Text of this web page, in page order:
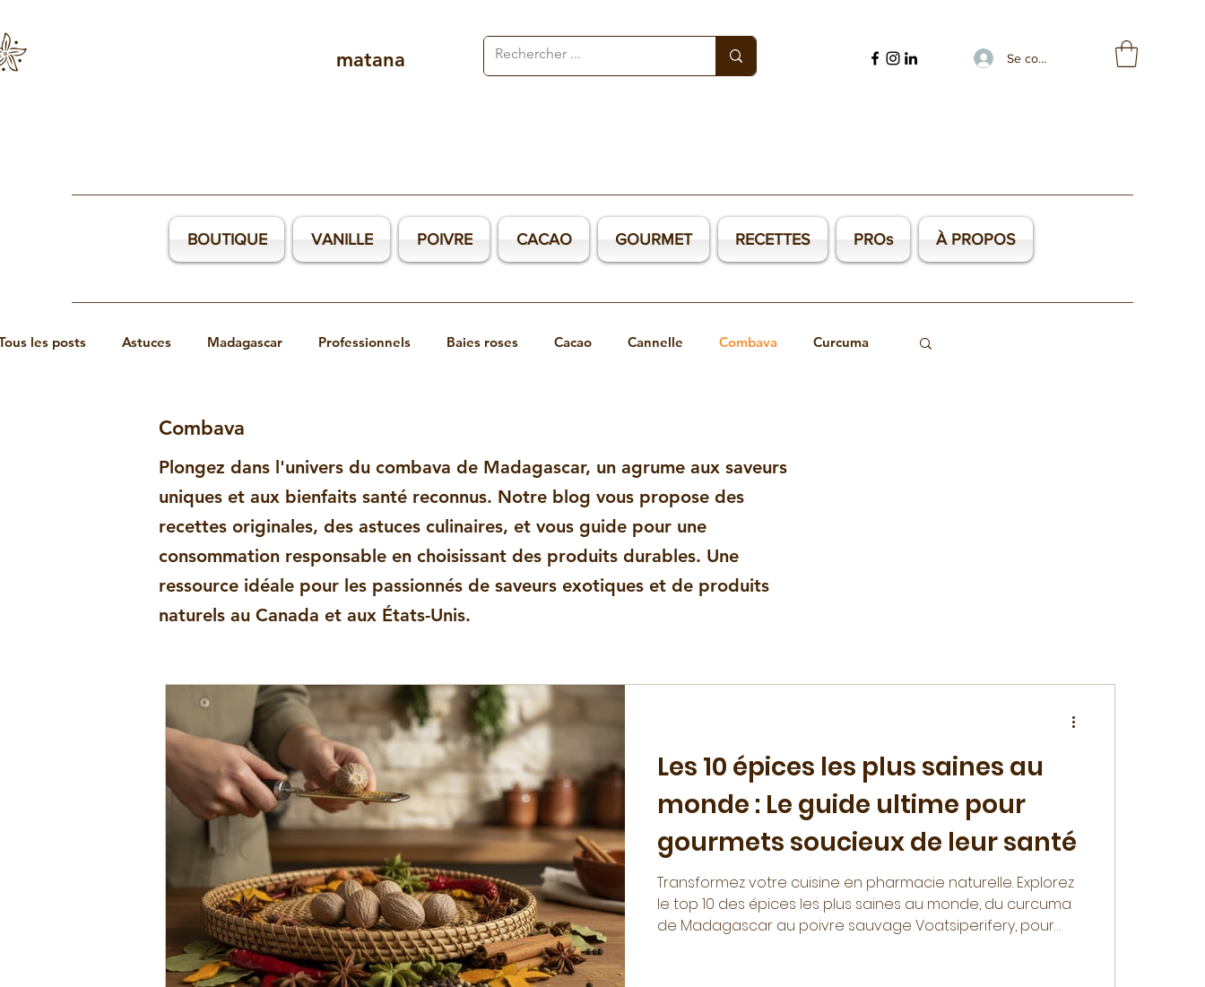
matana Se connecter
BOUTIQUE VANILLE POIVRE CACAO GOURMET RECETTES PROs À PROPOS
les posts Astuces Madagascar Professionnels Baies roses Cacao Cannelle Combava Curcuma
Recettes au combava Recettes aux Baies roses Recettes au Moringa Recettes à la vanille
Santé bien-être Commerce équitable
Combava
Plongez dans l'univers du combava de Madagascar, un agrume aux saveurs
uniques et aux bienfaits santé reconnus. Notre blog vous propose des
recettes originales, des astuces culinaires, et vous guide pour une
consommation responsable en choisissant des produits durables. Une
ressource idéale pour les passionnés de saveurs exotiques et de produits
naturels au Canada et aux États-Unis.
Les 10 épices les plus saines au
monde : Le guide ultime pour
gourmets soucieux de leur santé
Transformez votre cuisine en pharmacie naturelle. Explorez
le top 10 des épices les plus saines au monde, du curcuma
de Madagascar au poivre sauvage Voatsiperifery, pour